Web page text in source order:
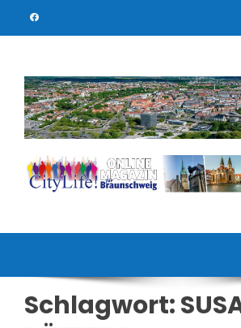
Schlagwort: